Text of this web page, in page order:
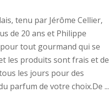
tenu par Jérôme Cellier,
de 20 ans et Philippe
tout gourmand qui se
les produits sont frais et de
les jours pour des
parfum de votre choix. ​De ...